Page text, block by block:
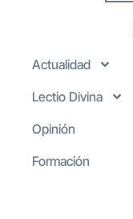
Actualidad
Lectio Divina
Opinión
Formación